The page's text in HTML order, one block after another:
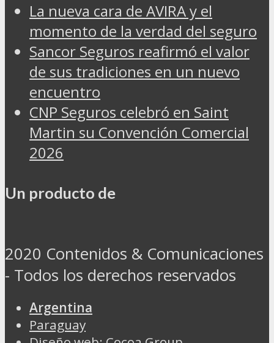
La nueva cara de AVIRA y el
momento de la verdad del seguro
Sancor Seguros reafirmó el valor
de sus tradiciones en un nuevo
encuentro
CNP Seguros celebró en Saint
Martin su Convención Comercial
2026
Un producto de
2020 Contenidos & Comunicaciones
- Todos los derechos reservados
Argentina
Paraguay